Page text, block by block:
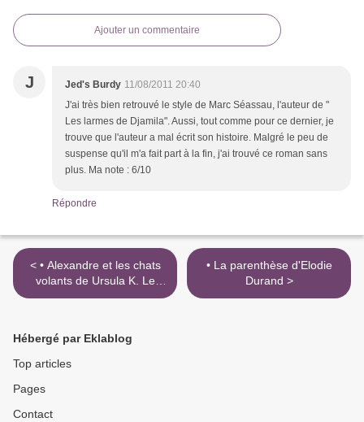
Ajouter un commentaire
J Jed's Burdy 11/08/2011 20:40
J'ai très bien retrouvé le style de Marc Séassau, l'auteur de "
Les larmes de Djamila". Aussi, tout comme pour ce dernier, je
trouve que l'auteur a mal écrit son histoire. Malgré le peu de
suspense qu'il m'a fait part à la fin, j'ai trouvé ce roman sans
plus. Ma note : 6/10
Répondre
< • Alexandre et les chats
volants de Ursula K. Le
Guin
• La parenthèse d'Elodie
Durand >
Hébergé par Eklablog
Top articles
Pages
Contact